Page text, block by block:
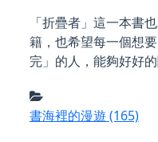
「折疊者」這一本書
籍，也希望每一個想
完」的人，能夠好好的
書海裡的漫遊 (165)